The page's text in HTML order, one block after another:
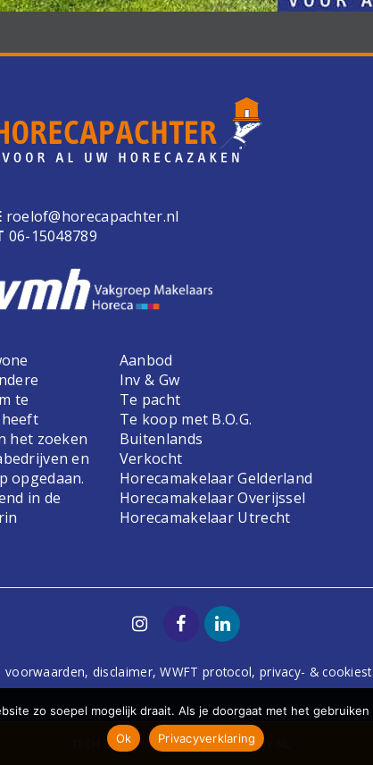
roelof@horecapachter.nl
06-15048789
te
het zoeken
en
opgedaan.
in de
Aanbod
Inv & Gw
Te pacht
Te koop met B.O.G.
Buitenlands
Verkocht
Horecamakelaar Gelderland
Horecamakelaar Overijssel
Horecamakelaar Utrecht
voorwaarden, disclaimer,WWFT protocol, privacy- &
DODO.NL | DESIGNSTUDIOVIV.NL
zo soepel mogelijk draait. Als je doorgaat met het
Ok
Privacyverklaring